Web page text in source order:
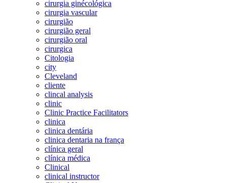
cirurgia ginécológica
cirurgia vascular
cirurgião
cirurgião geral
cirurgião oral
cirurgica
Citologia
city
Cleveland
cliente
clincal analysis
clinic
Clinic Practice Facilitators
clinica
clinica dentária
clinica dentaria na frança
clínica geral
clínica médica
Clinical
clinical instructor